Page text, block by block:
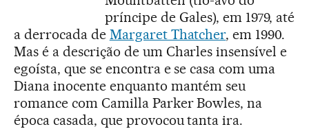
príncipe de Gales), em 1979, até
a derrocada de Margaret Thatcher, em 1990.
Mas é a descrição de um Charles insensível e
egoísta, que se encontra e se casa com uma
Diana inocente enquanto mantém seu
romance com Camilla Parker Bowles, na
época casada, que provocou tanta ira.